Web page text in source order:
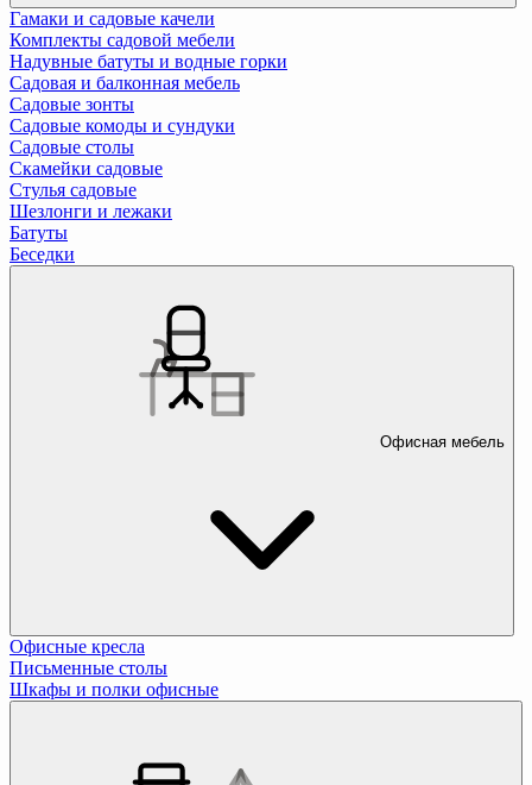
Гамаки и садовые качели
Комплекты садовой мебели
Надувные батуты и водные горки
Садовая и балконная мебель
Садовые зонты
Садовые комоды и сундуки
Садовые столы
Скамейки садовые
Стулья садовые
Шезлонги и лежаки
Батуты
Беседки
Офисная мебель
Офисные кресла
Письменные столы
Шкафы и полки офисные